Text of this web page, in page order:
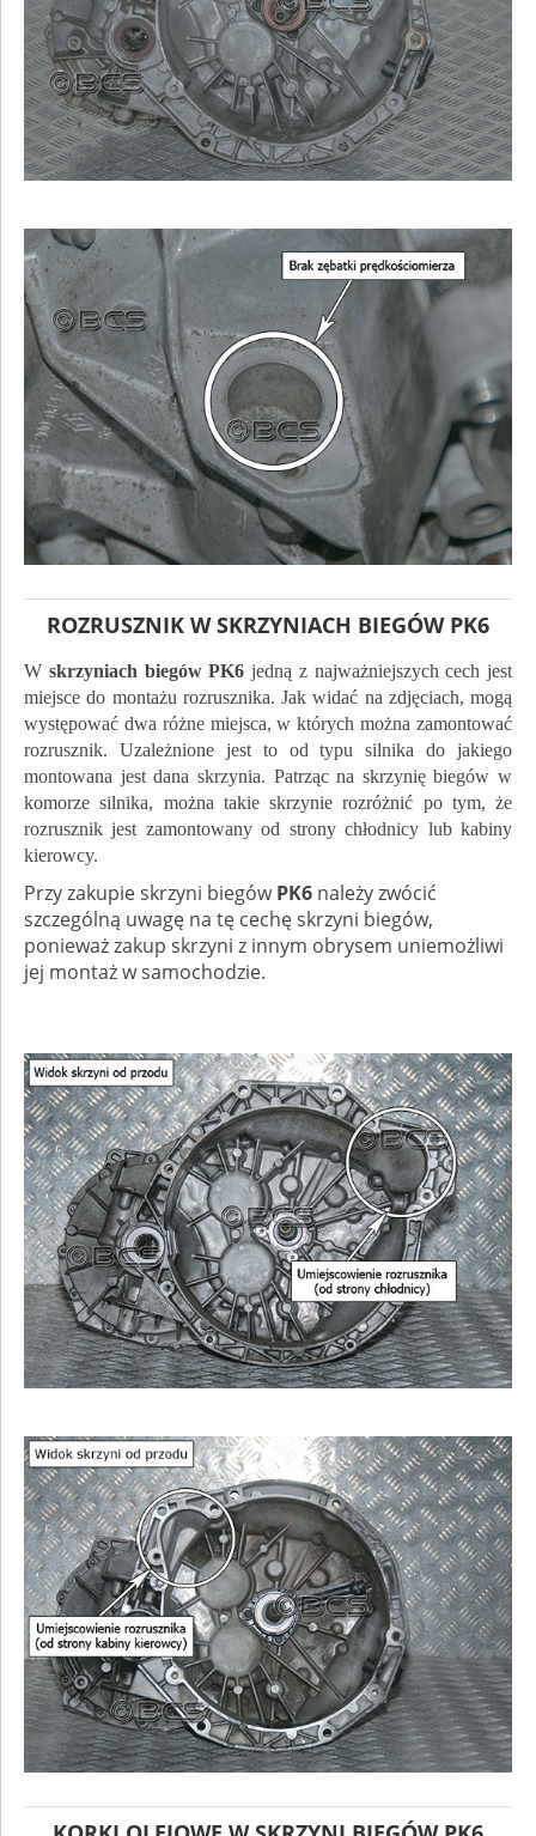
ROZRUSZNIK W SKRZYNIACH BIEGÓW PK6
W skrzyniach biegów PK6 jedną z najważniejszych cech jest
miejsce do montażu rozrusznika. Jak widać na zdjęciach, mogą
występować dwa różne miejsca, w których można zamontować
rozrusznik. Uzależnione jest to od typu silnika do jakiego
montowana jest dana skrzynia. Patrząc na skrzynię biegów w
komorze silnika, można takie skrzynie rozróżnić po tym, że
rozrusznik jest zamontowany od strony chłodnicy lub kabiny
kierowcy.
Przy zakupie skrzyni biegówPK6 należy zwócić
szczególną uwagę na tę cechę skrzyni biegów,
ponieważ zakup skrzyni z innym obrysem uniemożliwi
jej montaż w samochodzie.